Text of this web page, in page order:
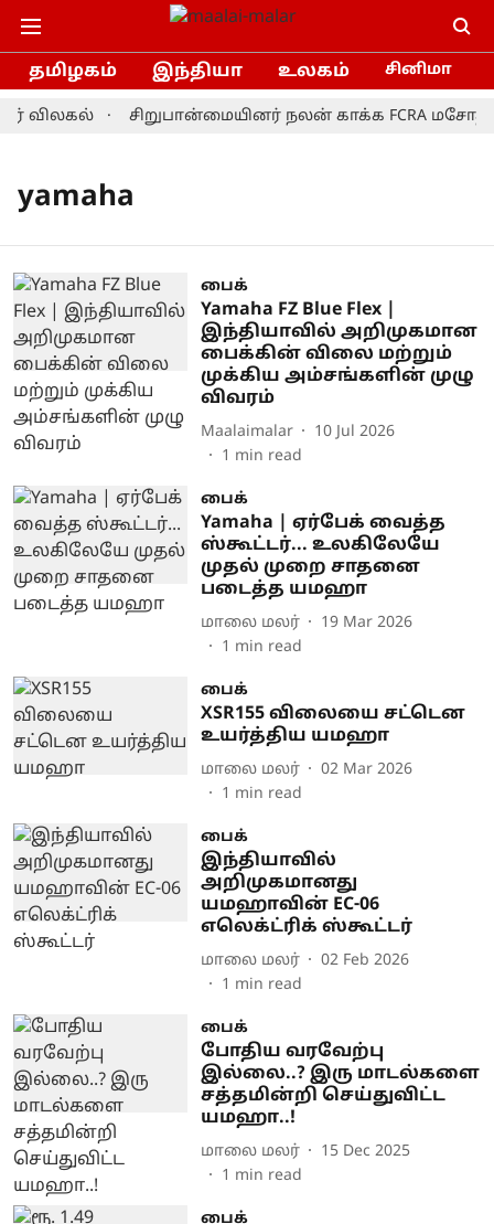
தமிழகம் இந்தியா உலகம் சினிமா
விலகல் சிறுபான்மையினர் நலன் காக்க FCRA
yamaha
பைக்
Yamaha FZ Blue Flex |
இந்தியாவில் அறிமுகமான
பைக்கின் விலை மற்றும்
முக்கிய அம்சங்களின் முழு
விவரம்
Maalaimalar
10 Jul 2026
1 min read
பைக்
Yamaha | ஏர்பேக் வைத்த
ஸ்கூட்டர்... உலகிலேயே
முதல் முறை சாதனை
படைத்த யமஹா
மாலை மலர்
19 Mar 2026
1 min read
பைக்
XSR155 விலையை சட்டென
உயர்த்திய யமஹா
மாலை மலர்
02 Mar 2026
1 min read
பைக்
இந்தியாவில்
அறிமுகமானது
யமஹாவின் EC-06
எலெக்ட்ரிக் ஸ்கூட்டர்
மாலை மலர்
02 Feb 2026
1 min read
பைக்
போதிய வரவேற்பு
இல்லை..? இரு மாடல்களை
சத்தமின்றி செய்துவிட்ட
யமஹா..!
மாலை மலர்
15 Dec 2025
1 min read
பைக்